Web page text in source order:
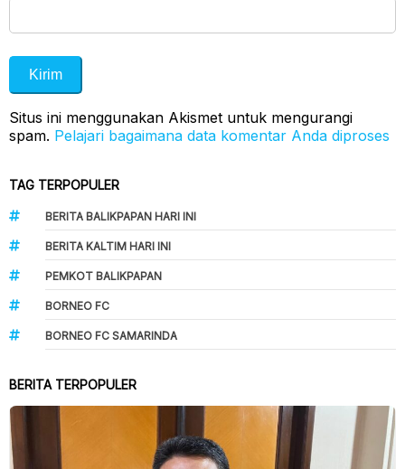
Situs ini menggunakan Akismet untuk mengurangi
spam. Pelajari bagaimana data komentar Anda diproses
TAG TERPOPULER
BERITA BALIKPAPAN HARI INI
BERITA KALTIM HARI INI
PEMKOT BALIKPAPAN
BORNEO FC
BORNEO FC SAMARINDA
BERITA TERPOPULER